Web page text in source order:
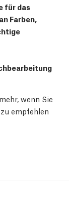
für das
Farben,
wenn Sie
empfehlen